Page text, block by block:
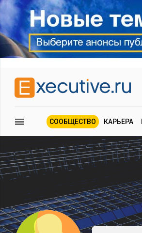
СООБЩЕСТВО КАРЬЕРА